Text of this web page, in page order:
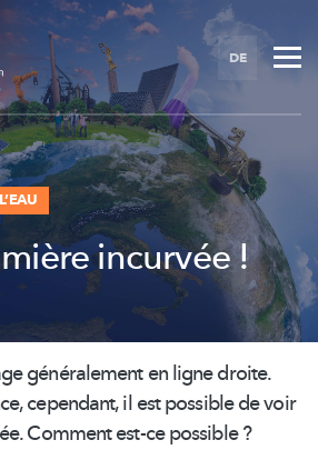
DE
incurvée !
généralementen ligne droite.
cependant, il est possible de voir
Comment est-ce possible ?